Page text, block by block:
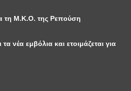
τη Μ.Κ.Ο. της Ρεπούση
τα νέα εμβόλια και ετοιμάζεται για